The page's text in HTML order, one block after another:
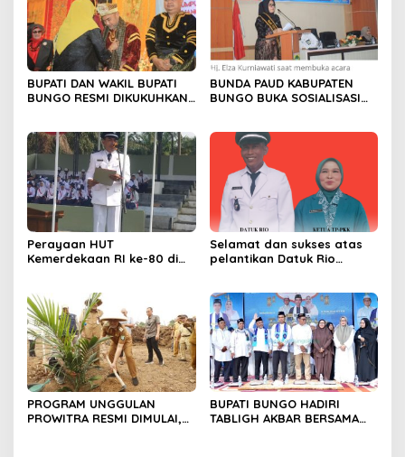
BUPATI DAN WAKIL BUPATI
BUNGO RESMI DIKUKUHKAN
BUNDA PAUD KABUPATEN
BUNGO BUKA SOSIALISASI
Perayaan HUT
Kemerdekaan RI ke-80 di
Selamat dan sukses atas
pelantikan Datuk Rio
PROGRAM UNGGULAN
PROWITRA RESMI DIMULAI,
BUPATI BUNGO HADIRI
TABLIGH AKBAR BERSAMA